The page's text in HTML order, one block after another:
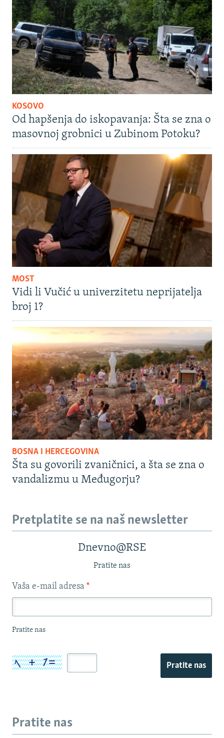
KOSOVO
Od hapšenja do iskopavanja: Šta se zna o
masovnoj grobnici u Zubinom Potoku?
MOST
Vidi li Vučić u univerzitetu neprijatelja
broj 1?
BOSNA I HERCEGOVINA
Šta su govorili zvaničnici, a šta se zna o
vandalizmu u Međugorju?
Pretplatite se na naš newsletter
Dnevno@RSE
Pratite nas
Vaša e-mail adresa *
Pratite nas
Pratite nas
Pratite nas